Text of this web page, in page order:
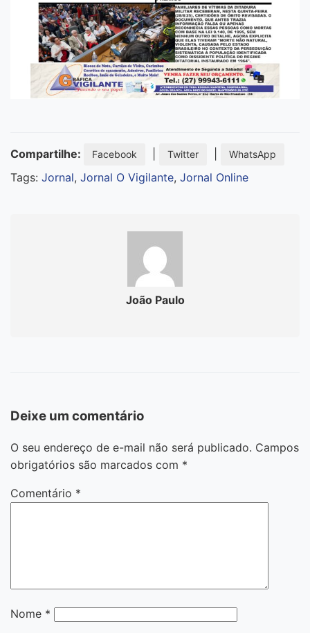
Compartilhe: Facebook Twitter WhatsApp
Tags: Jornal, Jornal O Vigilante, Jornal Online
João Paulo
Deixe um comentário
O seu endereço de e-mail não será publicado. Campos
obrigatórios são marcados com *
Comentário *
Nome *